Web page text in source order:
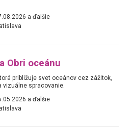
a ďalšie
Obri oceánu
približuje svet oceánov cez zážitok,
vizuálne spracovanie.
a ďalšie